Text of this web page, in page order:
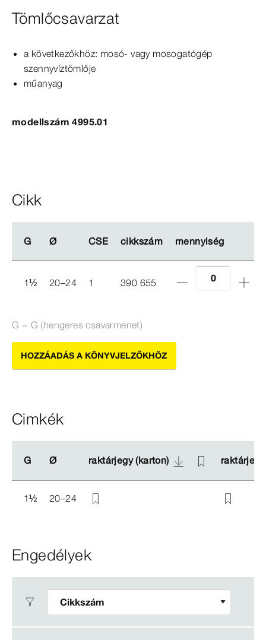
Tömlőcsavarzat
a következőkhöz: mosó- vagy mosogatógép
szennyvíztömlője
műanyag
modellszám 4995.01
Cikk
G Ø CSE cikkszám mennyiség
G Ø CSE cikkszám mennyiség
1½ 20–24 1 390 655
G = G (hengeres csavarmenet)
HOZZÁADÁS A KÖNYVJELZŐKHÖZ
Cimkék
G Ø raktárjegy (karton)
G Ø raktárjegy (karton)
1½ 20–24
Engedélyek